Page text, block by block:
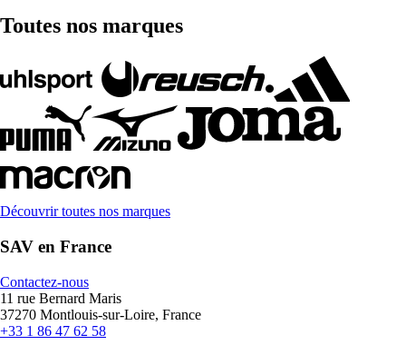
Toutes nos marques
Découvrir toutes nos marques
SAV en France
Contactez-nous
11 rue Bernard Maris
37270 Montlouis-sur-Loire, France
+33 1 86 47 62 58